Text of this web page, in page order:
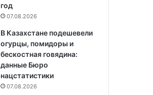
год
07.08.2026
В Казахстане подешевели
огурцы, помидоры и
бескостная говядина:
данные Бюро
нацстатистики
07.08.2026